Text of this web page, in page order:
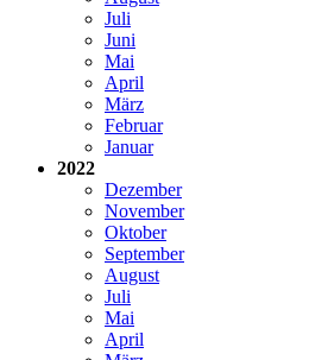
Juli
Juni
Mai
April
März
Februar
Januar
2022
Dezember
November
Oktober
September
August
Juli
Mai
April